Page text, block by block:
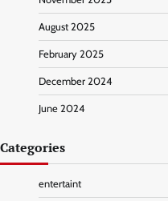
August 2025
February 2025
December 2024
June 2024
Categories
entertaint